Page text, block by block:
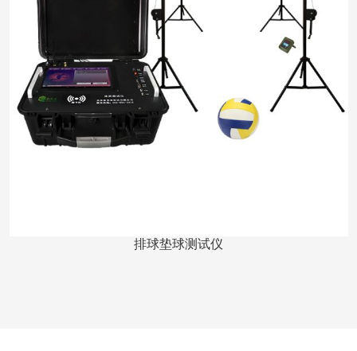
排球垫球测试仪